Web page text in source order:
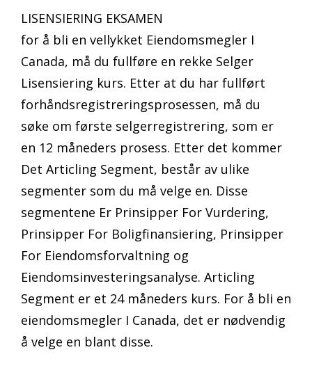
LISENSIERING EKSAMEN
for å bli en vellykket Eiendomsmegler I
Canada, må du fullføre en rekke Selger
Lisensiering kurs. Etter at du har fullført
forhåndsregistreringsprosessen, må du
søke om første selgerregistrering, som er
en 12 måneders prosess. Etter det kommer
Det Articling Segment, består av ulike
segmenter som du må velge en. Disse
segmentene Er Prinsipper For Vurdering,
Prinsipper For Boligfinansiering, Prinsipper
For Eiendomsforvaltning og
Eiendomsinvesteringsanalyse. Articling
Segment er et 24 måneders kurs. For å bli en
eiendomsmegler I Canada, det er nødvendig
å velge en blant disse.